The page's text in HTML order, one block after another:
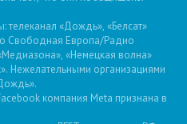
«Дождь», «Белсат»
Свободная Европа/Радио
«Немецкая волна»
Нежелательными организациями
компания Metа признана в